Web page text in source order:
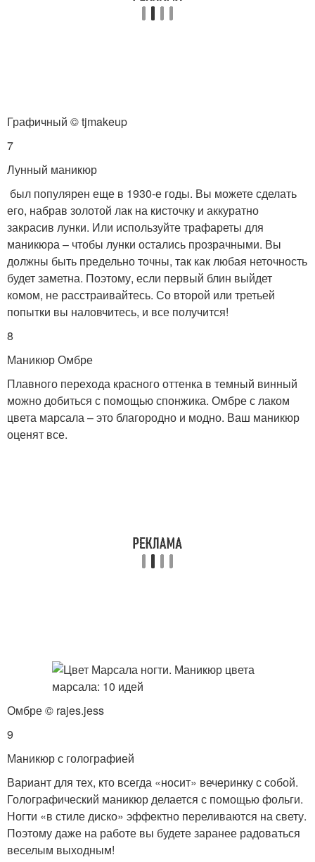
Графичный © tjmakeup
7
Лунный маникюр
был популярен еще в 1930-е годы. Вы можете сделать
его, набрав золотой лак на кисточку и аккуратно
закрасив лунки. Или используйте трафареты для
маникюра – чтобы лунки остались прозрачными. Вы
должны быть предельно точны, так как любая неточность
будет заметна. Поэтому, если первый блин выйдет
комом, не расстраивайтесь. Со второй или третьей
попытки вы наловчитесь, и все получится!
8
Маникюр Омбре
Плавного перехода красного оттенка в темный винный
можно добиться с помощью спонжика. Омбре с лаком
цвета марсала – это благородно и модно. Ваш маникюр
оценят все.
Омбре © rajes.jess
9
Маникюр с голографией
Вариант для тех, кто всегда «носит» вечеринку с собой.
Голографический маникюр делается с помощью фольги.
Ногти «в стиле диско» эффектно переливаются на свету.
Поэтому даже на работе вы будете заранее радоваться
веселым выходным!